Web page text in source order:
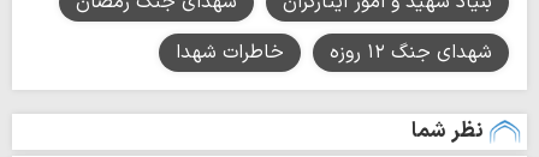
شهدای جنگ ۱۲ روزه
خاطرات شهدا
نظر شما